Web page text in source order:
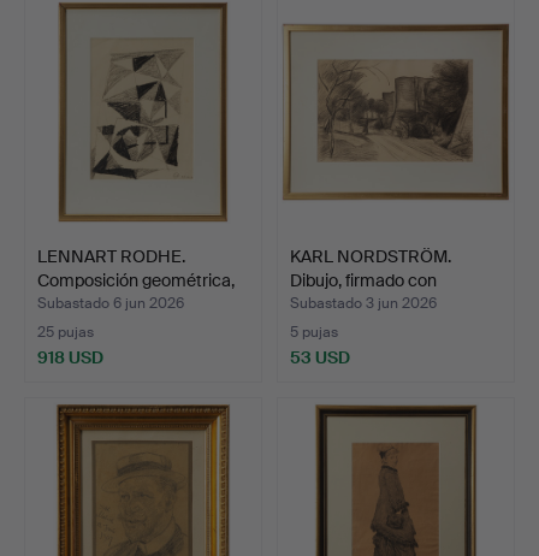
LENNART RODHE.
Composición geométrica,
tiz…
Subastado 6 jun 2026
25 pujas
918 USD
KARL NORDSTRÖM.
Dibujo, firmado con
monog…
Subastado 3 jun 2026
5 pujas
53 USD